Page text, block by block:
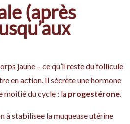
(après
jaune – ce qu’il reste du follicule
en action. Il sécrète une hormone
moitié du cycle : la progestérone.
à stabilisee la muqueuse utérine